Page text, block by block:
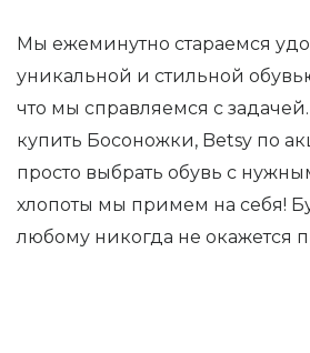
Мы ежеминутно стараемся
уникальной и стильной
что мы справляемся с
купить Босоножки, Betsy по
просто выбрать обувь с
хлопоты мы примем на себя!
любому никогда не окажется